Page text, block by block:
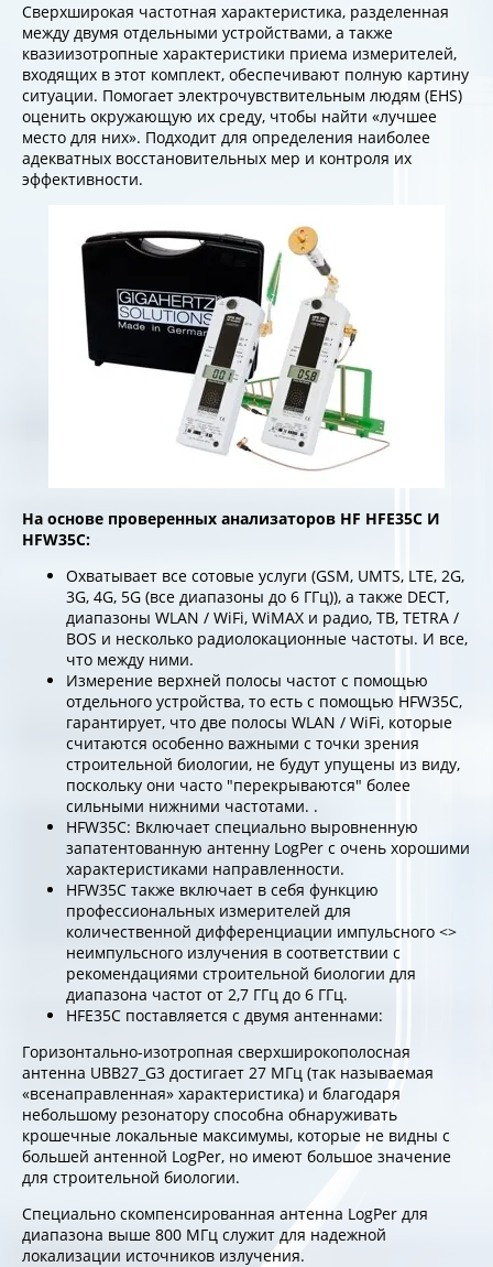
Сверхширокая частотная характеристика, разделенная
между двумя отдельными устройствами, а также
квазиизотропные характеристики приема измерителей,
входящих в этот комплект, обеспечивают полную картину
ситуации. Помогает электрочувствительным людям (EHS)
оценить окружающую их среду, чтобы найти «лучшее
место для них». Подходит для определения наиболее
адекватных восстановительных мер и контроля их
эффективности.
На основе проверенных анализаторов HF HFE35C И
HFW35C:
Охватывает все сотовые услуги (GSM, UMTS, LTE, 2G,
3G, 4G, 5G (все диапазоны до 6 ГГц)), а также DECT,
диапазоны WLAN / WiFi, WiMAX и радио, ТВ, TETRA /
BOS и несколько радиолокационные частоты. И все,
что между ними.
Измерение верхней полосы частот с помощью
отдельного устройства, то есть с помощью HFW35C,
гарантирует, что две полосы WLAN / WiFi, которые
считаются особенно важными с точки зрения
строительной биологии, не будут упущены из виду,
поскольку они часто "перекрываются" более
сильными нижними частотами. .
HFW35C: Включает специально выровненную
запатентованную антенну LogPer с очень хорошими
характеристиками направленности.
HFW35C также включает в себя функцию
профессиональных измерителей для
количественной дифференциации импульсного <>
неимпульсного излучения в соответствии с
рекомендациями строительной биологии для
диапазона частот от 2,7 ГГц до 6 ГГц.
HFE35C поставляется с двумя антеннами:
Горизонтально-изотропная сверхширокополосная
антенна UBB27_G3 достигает 27 МГц (так называемая
«всенаправленная» характеристика) и благодаря
небольшому резонатору способна обнаруживать
крошечные локальные максимумы, которые не видны с
большей антенной LogPer, но имеют большое значение
для строительной биологии.
Специально скомпенсированная антенна LogPer для
диапазона выше 800 МГц служит для надежной
локализации источников излучения.